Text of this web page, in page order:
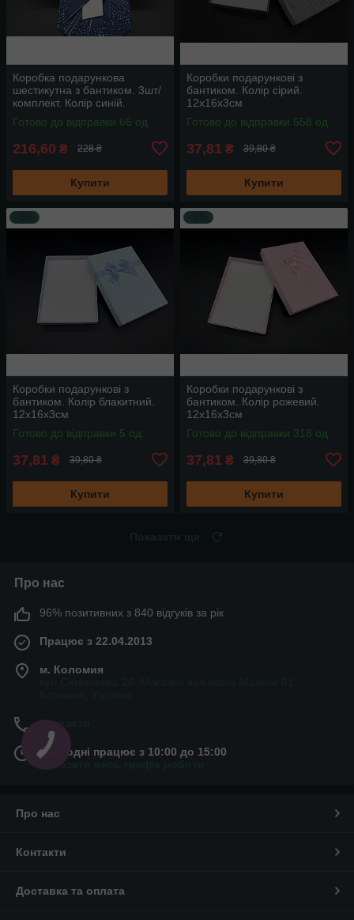
Коробка подарункова
шестикутна з бантиком. 3шт/
комплект. Колір синій.
19х10см
Готово до відправки 66 од.
216,60 ₴ 228 ₴
Купити
Коробки подарункові з
бантиком. Колір сірий.
12х16х3см
Готово до відправки 558 од.
37,81 ₴ 39,80 ₴
Купити
Коробки подарункові з
бантиком. Колір блакитний.
12х16х3см
Готово до відправки 5 од.
37,81 ₴ 39,80 ₴
Купити
Коробки подарункові з
бантиком. Колір рожевий.
12х16х3см
Готово до відправки 318 од.
37,81 ₴ 39,80 ₴
Купити
Про нас
96% позитивних з 840 відгуків за рік
Працює з 22.04.2013
м. Коломия
Контакти
Сьогодні працює з 10:00 до 15:00
Показати весь графік роботи
Про нас
Контакти
Доставка та оплата